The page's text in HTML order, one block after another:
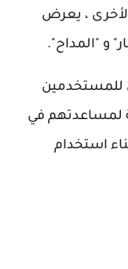
، يعرض
و "المداح".
للمستخدمين
لمساعدتهم في
استخدام